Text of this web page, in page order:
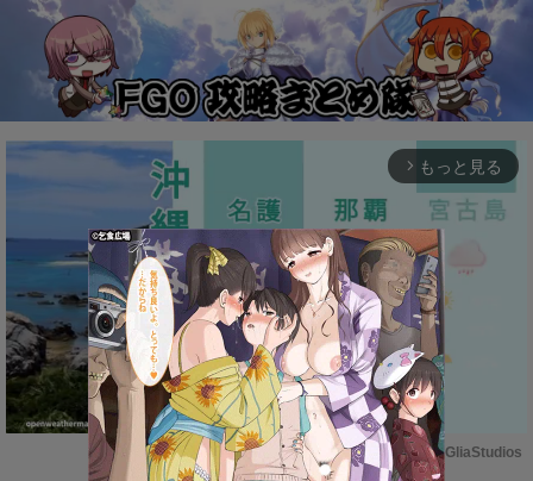
arrow_forward_ios もっと見る
Powered by GliaStudios